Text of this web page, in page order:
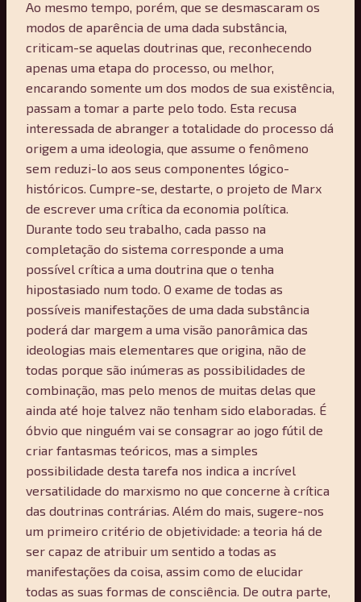
Ao mesmo tempo, porém, que se desmascaram os
modos de aparência de uma dada substância,
criticam-se aquelas doutrinas que, reconhecendo
apenas uma etapa do processo, ou melhor,
encarando somente um dos modos de sua existência,
passam a tomar a parte pelo todo. Esta recusa
interessada de abranger a totalidade do processo dá
origem a uma ideologia, que assume o fenômeno
sem reduzi-lo aos seus componentes lógico-
históricos. Cumpre-se, destarte, o projeto de Marx
de escrever uma crítica da economia política.
Durante todo seu trabalho, cada passo na
completação do sistema corresponde a uma
possível crítica a uma doutrina que o tenha
hipostasiado num todo. O exame de todas as
possíveis manifestações de uma dada substância
poderá dar margem a uma visão panorâmica das
ideologias mais elementares que origina, não de
todas porque são inúmeras as possibilidades de
combinação, mas pelo menos de muitas delas que
ainda até hoje talvez não tenham sido elaboradas. É
óbvio que ninguém vai se consagrar ao jogo fútil de
criar fantasmas teóricos, mas a simples
possibilidade desta tarefa nos indica a incrível
versatilidade do marxismo no que concerne à crítica
das doutrinas contrárias. Além do mais, sugere-nos
um primeiro critério de objetividade: a teoria há de
ser capaz de atribuir um sentido a todas as
manifestações da coisa, assim como de elucidar
todas as suas formas de consciência. De outra parte,